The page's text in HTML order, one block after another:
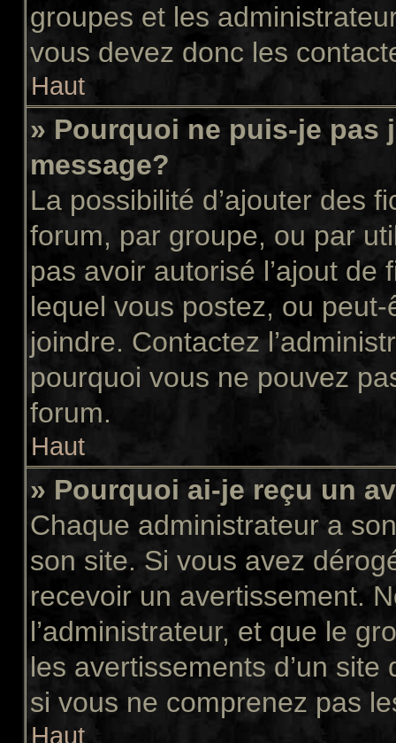
groupes et les
vous devez donc les
Haut
» Pourquoi ne puis-je pas
message?
La possibilité d’ajouter des
forum, par groupe, ou par
pas avoir autorisé l’ajout
lequel vous postez, ou
joindre. Contactez
pourquoi vous ne pouvez
forum.
Haut
» Pourquoi ai-je reçu un
Chaque administrateur a
son site. Si vous avez
recevoir un avertissement.
l’administrateur, et que le
les avertissements d’un
si vous ne comprenez pas
Haut